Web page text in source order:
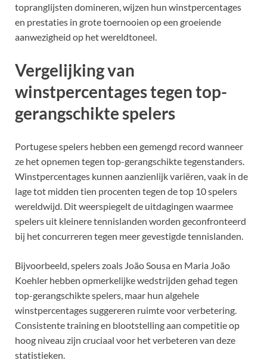
topranglijsten domineren, wijzen hun winstpercentages
en prestaties in grote toernooien op een groeiende
aanwezigheid op het wereldtoneel.
Vergelijking van
winstpercentages tegen top-
gerangschikte spelers
Portugese spelers hebben een gemengd record wanneer
ze het opnemen tegen top-gerangschikte tegenstanders.
Winstpercentages kunnen aanzienlijk variëren, vaak in de
lage tot midden tien procenten tegen de top 10 spelers
wereldwijd. Dit weerspiegelt de uitdagingen waarmee
spelers uit kleinere tennislanden worden geconfronteerd
bij het concurreren tegen meer gevestigde tennislanden.
Bijvoorbeeld, spelers zoals João Sousa en Maria João
Koehler hebben opmerkelijke wedstrijden gehad tegen
top-gerangschikte spelers, maar hun algehele
winstpercentages suggereren ruimte voor verbetering.
Consistente training en blootstelling aan competitie op
hoog niveau zijn cruciaal voor het verbeteren van deze
statistieken.